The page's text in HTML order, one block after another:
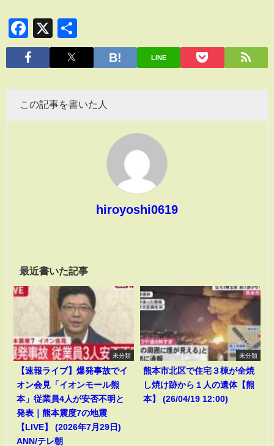
Facebook
X
有
LINE
この記事を書いた人
hiroyoshi0619
最近書いた記事
未分類
【速報ライブ】爆発事故でイ
オン会見「イオンモール熊
本」従業員4人が安否不明と
発表｜熊本震度7の地震
【LIVE】 (2026年7月29日)
ANN/テレ朝
未分類
熊本市北区で住宅３棟が全焼
し焼け跡から１人の遺体【熊
本】 (26/04/19 12:00)